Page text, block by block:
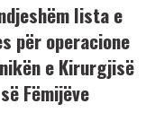
lista e
për operacione
e Kirurgjisë
së Fëmijëve